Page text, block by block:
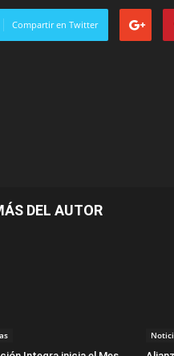
Compartir en Twitter
DEL AUTOR